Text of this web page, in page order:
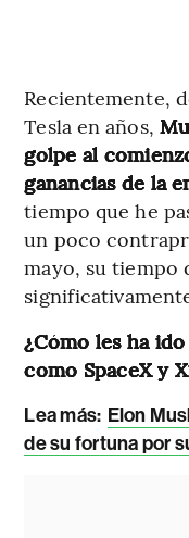
Recientemente,
Tesla en años,
golpe al
ganancias de la
tiempo que he
un poco
mayo, su tiempo
¿Cómo les ha
como SpaceX y
Lea más: Elon
de su fortuna por